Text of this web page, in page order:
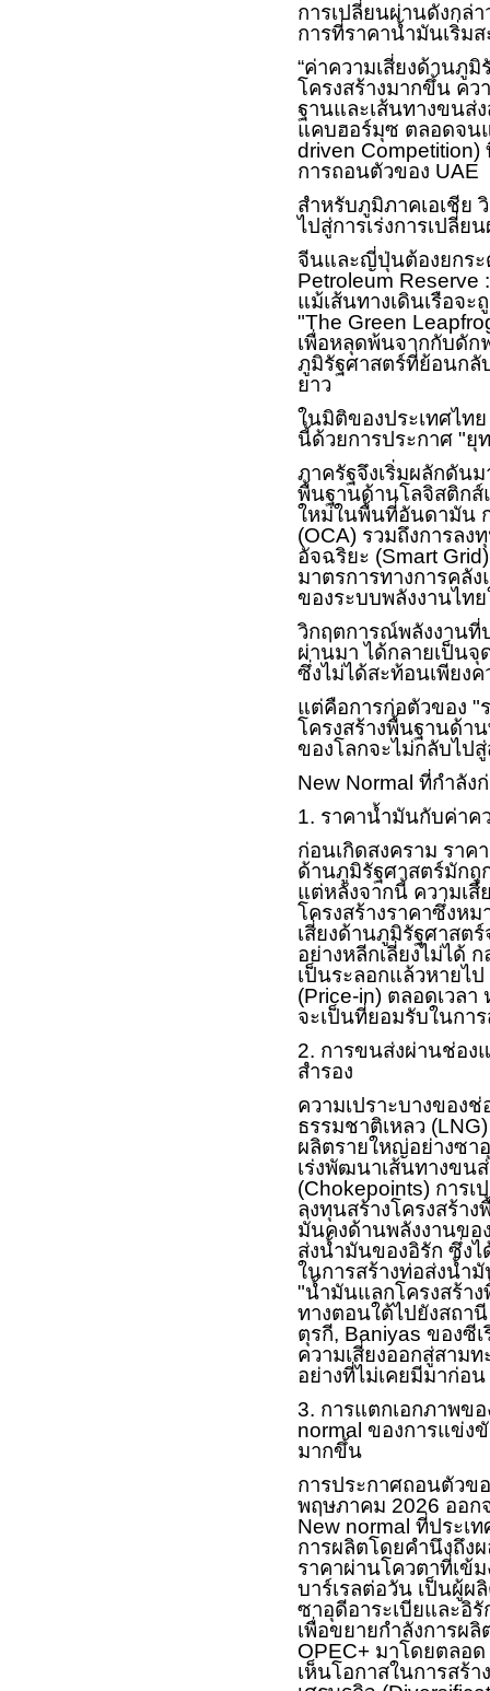
การเปลี่ยนผ่านดังกล่
การที่ราคาน้ำมันเริ่ม
“ค่าความเสี่ยงด้านภูมิ
โครงสร้างมากขึ้น คว
ฐานและเส้นทางขนส่
แคบฮอร์มุซ ตลอดจน
driven Competition)
การถอนตัวของ UAE
สำหรับภูมิภาคเอเชีย
ไปสู่การเร่งการเปลี่ย
จีนและญี่ปุ่นต้องยกระ
Petroleum Reserve
แม้เส้นทางเดินเรือจ
"The Green
เพื่อหลุดพ้นจากกับดัก
ภูมิรัฐศาสตร์ที่ย้อนกลั
ยาว
ในมิติของประเทศไท
นี้ด้วยการประกาศ "ยุ
ภาครัฐจึงเริ่มผลักดัน
พื้นฐานด้านโลจิสติกส์
ใหม่ในพื้นที่อันดามัน
(OCA) รวมถึงการลง
อัจฉริยะ (Smart
มาตรการทางการคลั
ของระบบพลังงานไท
วิกฤตการณ์พลังงานที่
ผ่านมา ได้กลายเป็น
ซึ่งไม่ได้สะท้อนเพียง
แต่คือการก่อตัวของ "
โครงสร้างพื้นฐานด้า
ของโลกจะไม่กลับไป
New Normal ที่กำลัง
1. ราคาน้ำมันกับค่าค
ก่อนเกิดสงคราม รา
ด้านภูมิรัฐศาสตร์มักถู
แต่หลังจากนี้ ความเสี่
โครงสร้างราคาซึ่งห
เสี่ยงด้านภูมิรัฐศาสต
อย่างหลีกเลี่ยงไม่ได้
เป็นระลอกแล้วหายไ
(Price-in) ตลอดเวลา
จะเป็นที่ยอมรับในกา
2. การขนส่งผ่านช่อง
สำรอง
ความเปราะบางของ
ธรรมชาติเหลว (
ผลิตรายใหญ่อย่างซา
เร่งพัฒนาเส้นทางขน
(Chokepoints) การเ
ลงทุนสร้างโครงสร้า
มั่นคงด้านพลังงานขอ
ส่งน้ำมันของอิรัก ซึ่งไ
ในการสร้างท่อส่งน้ำ
"น้ำมันแลกโครงสร้า
ทางตอนใต้ไปยังสถา
ตุรกี, Baniyas ของซี
ความเสี่ยงออกสู่สามท
อย่างที่ไม่เคยมีมาก่อน
3. การแตกเอกภาพข
normal ของการแข่ง
มากขึ้น
การประกาศถอนตัวข
พฤษภาคม 2026 ออก
New normal ที่ประเ
การผลิตโดยคำนึงถึง
ราคาผ่านโควตาที่เข้
บาร์เรลต่อวัน เป็นผู้
ซาอุดีอาระเบียและอิ
เพื่อขยายกำลังการผ
OPEC+ มาโดยตลอ
เห็นโอกาสในการสร้